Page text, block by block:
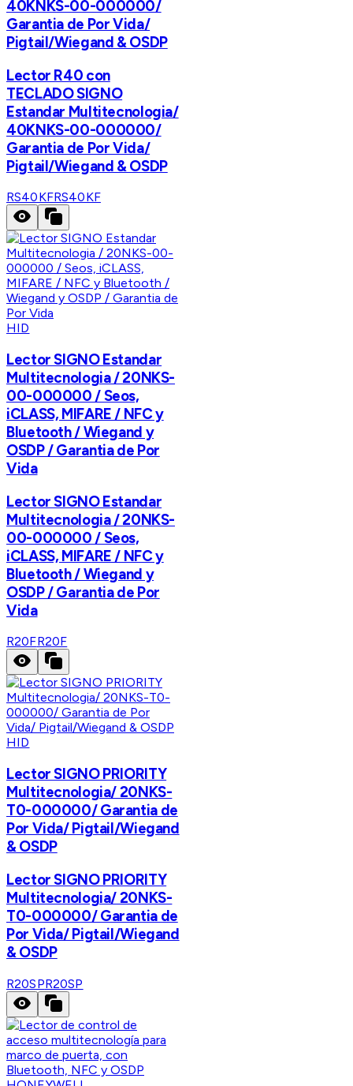
40KNKS-00-000000/
Garantia de Por Vida/
Pigtail/Wiegand & OSDP
Lector R40 con
TECLADO SIGNO
Estandar Multitecnologia/
40KNKS-00-000000/
Garantia de Por Vida/
Pigtail/Wiegand & OSDP
RS40KFRS40KF
HID
Lector SIGNO Estandar
Multitecnologia / 20NKS-
00-000000 / Seos,
iCLASS, MIFARE / NFC y
Bluetooth / Wiegand y
OSDP / Garantia de Por
Vida
Lector SIGNO Estandar
Multitecnologia / 20NKS-
00-000000 / Seos,
iCLASS, MIFARE / NFC y
Bluetooth / Wiegand y
OSDP / Garantia de Por
Vida
R20FR20F
HID
Lector SIGNO PRIORITY
Multitecnologia/ 20NKS-
T0-000000/ Garantia de
Por Vida/ Pigtail/Wiegand
& OSDP
Lector SIGNO PRIORITY
Multitecnologia/ 20NKS-
T0-000000/ Garantia de
Por Vida/ Pigtail/Wiegand
& OSDP
R20SPR20SP